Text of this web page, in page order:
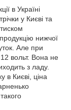
в Україні
у Києві та
нижчої
Але при
12 вольт. Вона не
з ладу.
в Києві, ціна